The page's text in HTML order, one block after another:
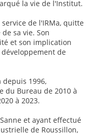
la vie de l'Institut.
service de l'IRMa, quitte
sa vie. Son
et son implication
de
depuis 1996,
du Bureau de 2010 à
à 2023.
et ayant effectué
de Roussillon,